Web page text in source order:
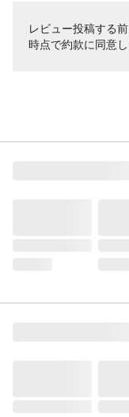
レビュー投稿する
時点で約款に同意